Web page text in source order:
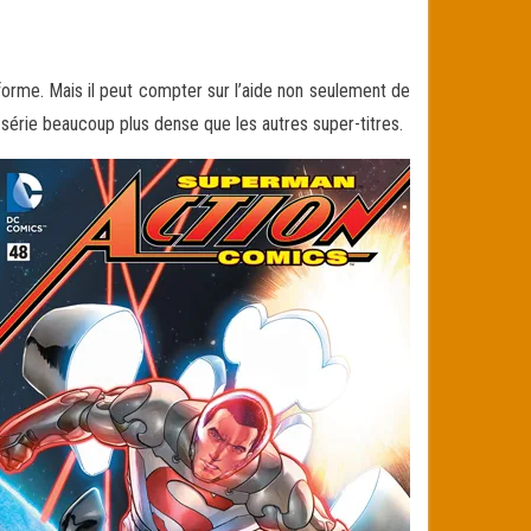
Mais il peut compter sur l’aide non seulement de
beaucoup plus dense que les autres super-titres.